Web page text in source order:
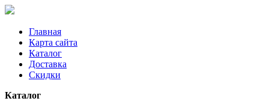
Главная
Карта сайта
Каталог
Доставка
Скидки
Каталог